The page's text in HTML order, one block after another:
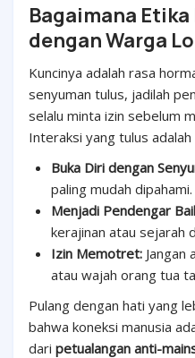
Bagaimana
dengan Warga
Kuncinya adalah rasa
senyuman tulus, jadilah
selalu minta izin sebelum
Interaksi yang tulus
Buka Diri dengan
paling mudah dipahami.
Menjadi Pendengar
kerajinan atau sejarah
Izin Memotret: Jangan
atau wajah orang tua
Pulang dengan hati yang
bahwa koneksi manusia
dari petualangan anti-